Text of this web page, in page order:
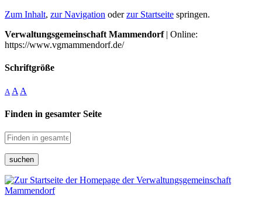
Zum Inhalt, zur Navigation oderzur Startseite springen.
Verwaltungsgemeinschaft Mammendorf| Online:
https://www.vgmammendorf.de/
Schriftgröße
A A A
Finden in gesamter Seite
suchen